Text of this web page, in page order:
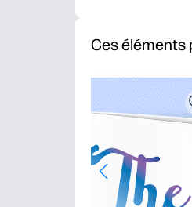
Ces éléments